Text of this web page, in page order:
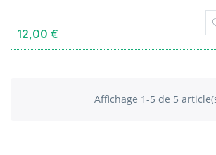
12,00 €
Affichage 1-5 de 5